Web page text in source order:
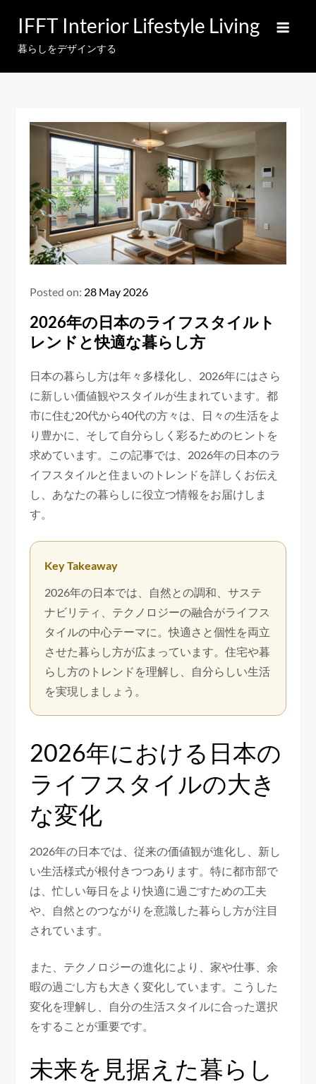
content
IFFT Interior Lifestyle Living
暮らしをデザインする
Posted on: 28 May 2026
2026年の日本のライフスタイルト
レンドと快適な暮らし方
日本の暮らし方は年々多様化し、2026年にはさら
に新しい価値観やスタイルが生まれています。都
市に住む20代から40代の方々は、日々の生活をよ
り豊かに、そして自分らしく彩るためのヒントを
求めています。この記事では、2026年の日本のラ
イフスタイルと住まいのトレンドを詳しくお伝え
し、あなたの暮らしに役立つ情報をお届けしま
す。
Key Takeaway
2026年の日本では、自然との調和、サステ
ナビリティ、テクノロジーの融合がライフス
タイルの中心テーマに。快適さと個性を両立
させた暮らし方が広まっています。住宅や暮
らし方のトレンドを理解し、自分らしい生活
を実現しましょう。
2026年における日本の
ライフスタイルの大き
な変化
2026年の日本では、従来の価値観が進化し、新し
い生活様式が根付きつつあります。特に都市部で
は、忙しい毎日をより快適に過ごすための工夫
や、自然とのつながりを意識した暮らし方が注目
されています。
また、テクノロジーの進化により、家や仕事、余
暇の過ごし方も大きく変化しています。こうした
変化を理解し、自分の生活スタイルに合った選択
をすることが重要です。
未来を見据えた暮らし